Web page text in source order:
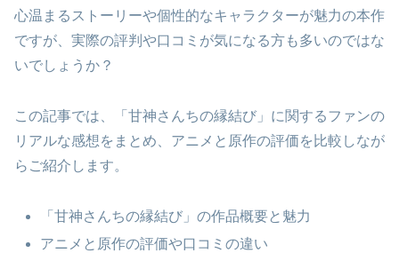
心温まるストーリーや個性的なキャラクターが魅力の本作
ですが、実際の評判や口コミが気になる方も多いのではな
いでしょうか？
この記事では、「甘神さんちの縁結び」に関するファンの
リアルな感想をまとめ、アニメと原作の評価を比較しなが
らご紹介します。
「甘神さんちの縁結び」の作品概要と魅力
アニメと原作の評価や口コミの違い